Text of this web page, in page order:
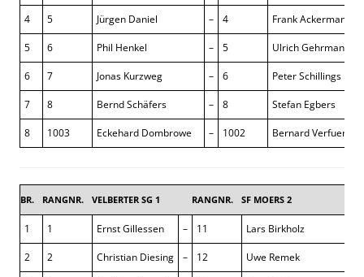
4 5 Jürgen Daniel – 4 Frank Ackermann
5 6 Phil Henkel – 5 Ulrich Gehrmann
6 7 Jonas Kurzweg – 6 Peter Schillings
7 8 Bernd Schäfers – 8 Stefan Egbers
8 1003 Eckehard Dombrowe – 1002 Bernard Verfuerden
BR. RANGNR. VELBERTER SG 1 RANGNR. SF MOERS 2
1 1 Ernst Gillessen – 11 Lars Birkholz
2 2 Christian Diesing – 12 Uwe Remek